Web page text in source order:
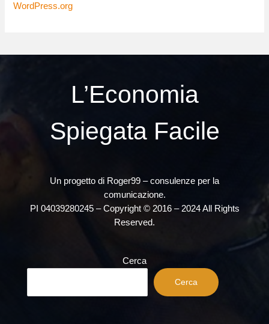
WordPress.org
L’Economia
Spiegata Facile
Un progetto di Roger99 – consulenze per la
comunicazione.
PI 04039280245 – Copyright © 2016 – 2024 All Rights
Reserved.
Cerca
Cerca